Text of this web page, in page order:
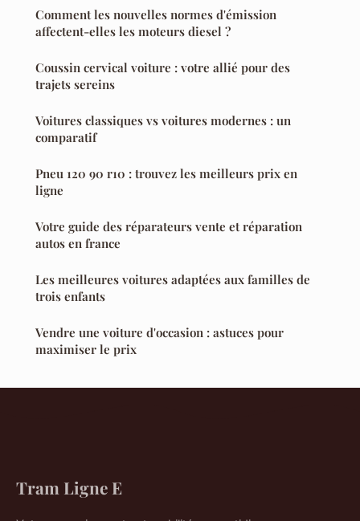
Comment les nouvelles normes d'émission
affectent-elles les moteurs diesel ?
Coussin cervical voiture : votre allié pour des
trajets sereins
Voitures classiques vs voitures modernes : un
comparatif
Pneu 120 90 r10 : trouvez les meilleurs prix en
ligne
Votre guide des réparateurs vente et réparation
autos en france
Les meilleures voitures adaptées aux familles de
trois enfants
Vendre une voiture d'occasion : astuces pour
maximiser le prix
Tram Ligne E